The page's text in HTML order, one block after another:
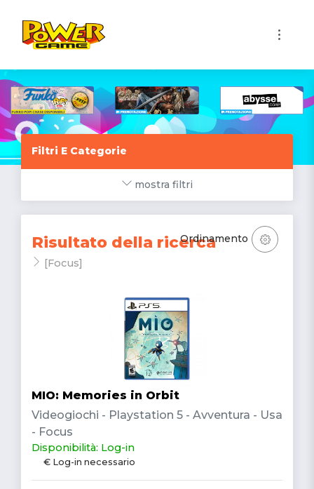
Filtri E Categorie
mostra filtri
Risultato della ricerca
[Focus]
Ordinamento
MIO: Memories in Orbit
Videogiochi - Playstation 5 - Avventura - Usa
- Focus
Disponibilità: Log-in
€ Log-in necessario